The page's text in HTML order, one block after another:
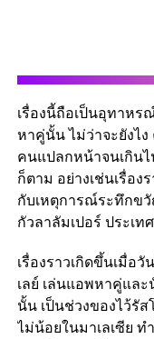
เรื่องนี้ถือเป็นอุทาหร
หาคู่นั้น ไม่ว่าจะยังไง
คนแปลกหน้าจนเกินไ
ก็ตาม อย่างเช่นเรื่อง
กับเหตุการณ์ระทึกข
กัวลาลัมเปอร์ ประเท
เรื่องราวเกิดขึ้นเมื่อ
เลย์ เล่นแอพหาคู่แล
นั้น เป็นช่วงของไว้รั
ไม่น้อยในมาเลเซีย